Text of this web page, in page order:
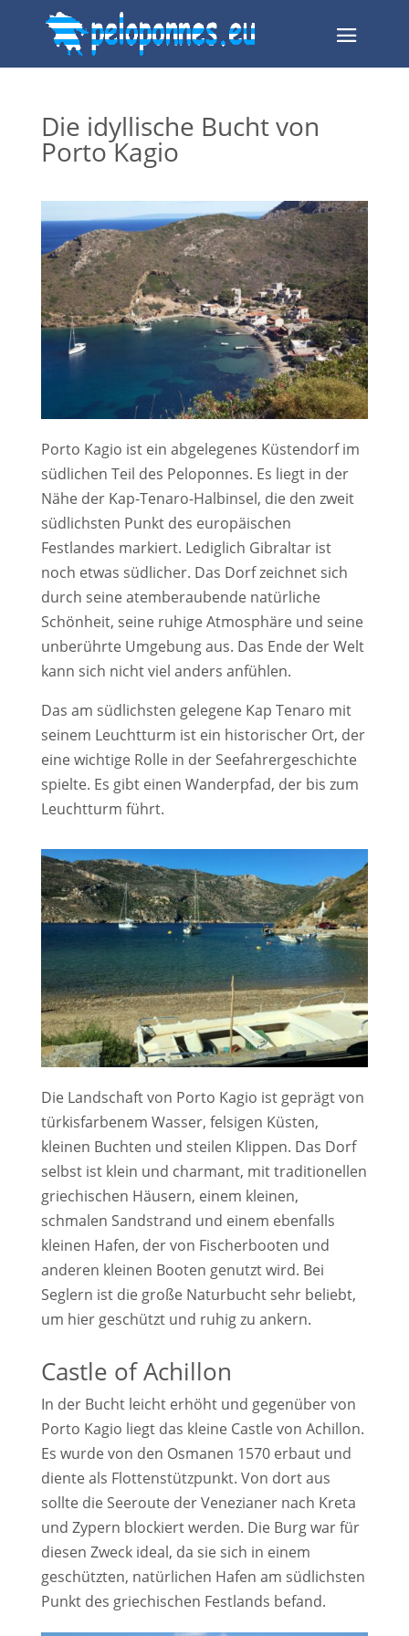
Die idyllische Bucht von
Porto Kagio
Porto Kagio ist ein abgelegenes Küstendorf im
südlichen Teil des Peloponnes. Es liegt in der
Nähe der Kap-Tenaro-Halbinsel, die den zweit
südlichsten Punkt des europäischen
Festlandes markiert. Lediglich Gibraltar ist
noch etwas südlicher. Das Dorf zeichnet sich
durch seine atemberaubende natürliche
Schönheit, seine ruhige Atmosphäre und seine
unberührte Umgebung aus. Das Ende der Welt
kann sich nicht viel anders anfühlen.
Das am südlichsten gelegene Kap Tenaro mit
seinem Leuchtturm ist ein historischer Ort, der
eine wichtige Rolle in der Seefahrergeschichte
spielte. Es gibt einen Wanderpfad, der bis zum
Leuchtturm führt.
Die Landschaft von Porto Kagio ist geprägt von
türkisfarbenem Wasser, felsigen Küsten,
kleinen Buchten und steilen Klippen. Das Dorf
selbst ist klein und charmant, mit traditionellen
griechischen Häusern, einem kleinen,
schmalen Sandstrand und einem ebenfalls
kleinen Hafen, der von Fischerbooten und
anderen kleinen Booten genutzt wird. Bei
Seglern ist die große Naturbucht sehr beliebt,
um hier geschützt und ruhig zu ankern.
Castle of Achillon
In der Bucht leicht erhöht und gegenüber von
Porto Kagio liegt das kleine Castle von Achillon.
Es wurde von den Osmanen 1570 erbaut und
diente als Flottenstützpunkt. Von dort aus
sollte die Seeroute der Venezianer nach Kreta
und Zypern blockiert werden. Die Burg war für
diesen Zweck ideal, da sie sich in einem
geschützten, natürlichen Hafen am südlichsten
Punkt des griechischen Festlands befand.